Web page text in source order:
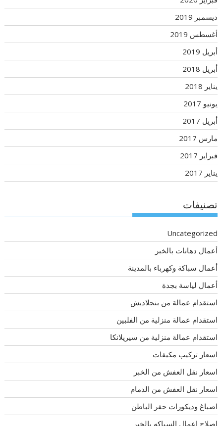
ديسمبر 2019
أغسطس 2019
أبريل 2019
أبريل 2018
يناير 2018
يونيو 2017
أبريل 2017
مارس 2017
فبراير 2017
يناير 2017
تصنيفات
Uncategorized
أعمال دهانات بالخبر
أعمال سباكة وكهرباء بالمدينة
أعمال لياسة بجدة
استقدام عمالة من بنجلاديش
استقدام عمالة منزلية من الفلبين
استقدام عمالة منزلية من سيريلانكا
اسعار تركيب مكيفات
اسعار نقل العفش من الخبر
اسعار نقل العفش من الدمام
اصباغ وديكورات حفر الباطن
اصلاح اعمال السباكه بالخبر